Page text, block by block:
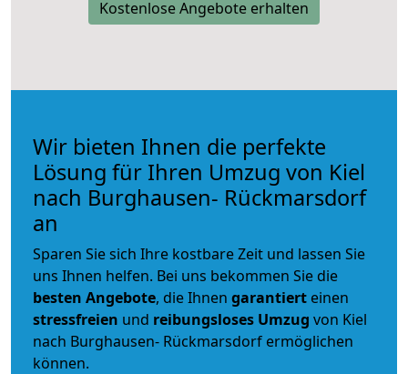
Kostenlose Angebote erhalten
Wir bieten Ihnen die perfekte
Lösung für Ihren Umzug von Kiel
nach Burghausen- Rückmarsdorf
an
Sparen Sie sich Ihre kostbare Zeit und lassen Sie
uns Ihnen helfen. Bei uns bekommen Sie die
besten Angebote, die Ihnen garantiert einen
stressfreien und reibungsloses Umzug von Kiel
nach Burghausen- Rückmarsdorf ermöglichen
können.